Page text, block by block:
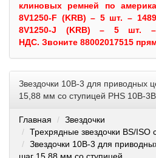
клиновых ремней по
8V1250-F (KRB) – 5 шт. –
8V1250-J (KRB) – 5 шт.
НДС. Звоните 88002017515
Звездочки 10B-3 для приводных
15,88 мм со ступицей PHS 10B-
Главная
Звездочки
Трехрядные звездочки BS/ISO
Звездочки 10B-3 для